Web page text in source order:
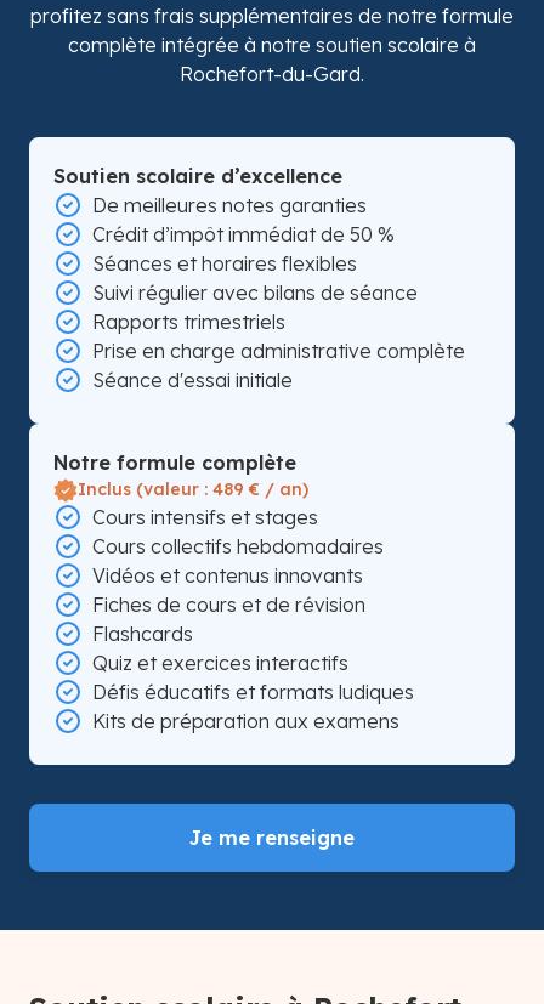
profitez sans frais supplémentaires de notre formule
complète intégrée à notre soutien scolaire à
Rochefort-du-Gard.
Soutien scolaire d’excellence
De meilleures notes garanties
Crédit d’impôt immédiat de 50 %
Séances et horaires flexibles
Suivi régulier avec bilans de séance
Rapports trimestriels
Prise en charge administrative complète
Séance d'essai initiale
Notre formule complète
Inclus (valeur : 489 € / an)
Cours intensifs et stages
Cours collectifs hebdomadaires
Vidéos et contenus innovants
Fiches de cours et de révision
Flashcards
Quiz et exercices interactifs
Défis éducatifs et formats ludiques
Kits de préparation aux examens
Je me renseigne